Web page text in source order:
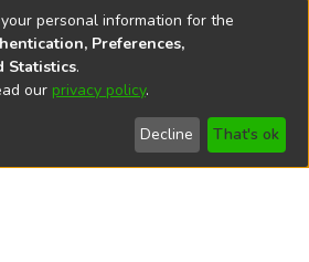
- Planta baja
Bibliolatino.com
personal information for the
Preferences,
Statistics.
our privacy policy.
Decline That's ok